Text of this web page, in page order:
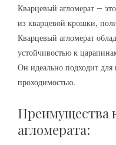
Кварцевый агломерат –
из кварцевой крошки,
Кварцевый агломерат
устойчивостью к
Он идеально подходит
проходимостью.
Преимущества
агломерата: